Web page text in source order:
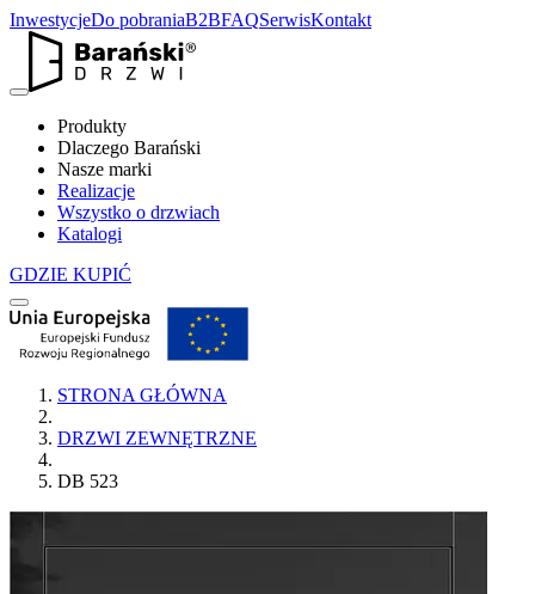
InwestycjeDo pobraniaB2BFAQSerwisKontakt
Produkty
Dlaczego Barański
Nasze marki
Realizacje
Wszystko o drzwiach
Katalogi
GDZIE KUPIĆ
STRONA GŁÓWNA
DRZWI ZEWNĘTRZNE
DB 523